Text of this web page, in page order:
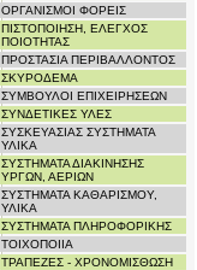
ΟΡΓΑΝΙΣΜΟΙ ΦΟΡΕΙΣ
ΠΙΣΤΟΠΟΙΗΣΗ, ΕΛΕΓΧΟΣ
ΠΟΙΟΤΗΤΑΣ
ΠΡΟΣΤΑΣΙΑ ΠΕΡΙΒΑΛΛΟΝΤΟΣ
ΣΚΥΡΟΔΕΜΑ
ΣΥΜΒΟΥΛΟΙ ΕΠΙΧΕΙΡΗΣΕΩΝ
ΣΥΝΔΕΤΙΚΕΣ ΥΛΕΣ
ΣΥΣΚΕΥΑΣΙΑΣ ΣΥΣΤΗΜΑΤΑ
ΥΛΙΚΑ
ΣΥΣΤΗΜΑΤΑ ΔΙΑΚΙΝΗΣΗΣ
ΥΡΓΩΝ, ΑΕΡΙΩΝ
ΣΥΣΤΗΜΑΤΑ ΚΑΘΑΡΙΣΜΟΥ,
ΥΛΙΚΑ
ΣΥΣΤΗΜΑΤΑ ΠΛΗΡΟΦΟΡΙΚΗΣ
ΤΟΙΧΟΠΟΙΙΑ
ΤΡΑΠΕΖΕΣ - ΧΡΟΝΟΜΙΣΘΩΣΗ